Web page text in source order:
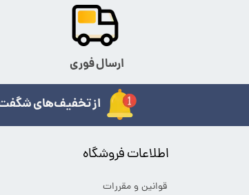
از تخفیف‌های
اطلاعات فروشگاه
قوانین و مقررات
ارسال فوری